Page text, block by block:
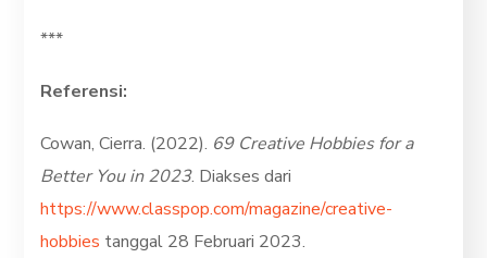
***
Referensi:
Cowan, Cierra. (2022). 69 Creative Hobbies for a
Better You in 2023. Diakses dari
https://www.classpop.com/magazine/creative-
hobbies tanggal 28 Februari 2023.